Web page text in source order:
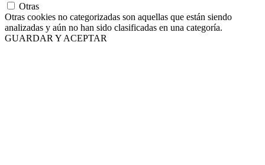
Otras
Otras cookies no categorizadas son aquellas que están siendo
analizadas y aún no han sido clasificadas en una categoría.
GUARDAR Y ACEPTAR